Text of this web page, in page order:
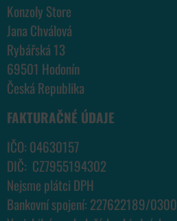
Konzoly Store
Jana Chválová
Rybářská 13
69501 Hodonín
Česká Republika
FAKTURAČNÉ ÚDAJE
IČO: 04630157
DIČ: CZ7955194302
Nejsme plátci DPH
Bankovní spojení: 227622189/0300